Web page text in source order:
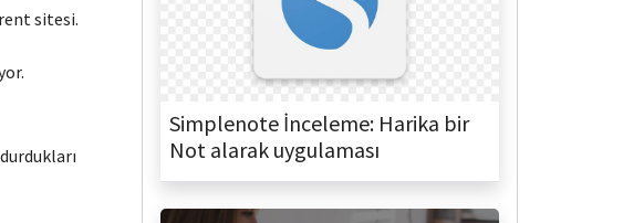
sitesi.
Simplenote İnceleme: Harika bir
Not alarak uygulaması